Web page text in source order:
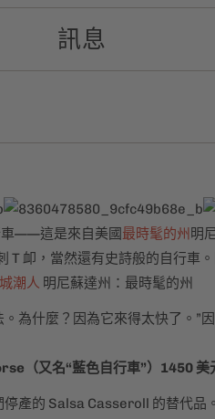
訊息
車——這是來自美國 最時髦的州 明
T 卹，當然還有史詩般的自行車
明尼蘇達州：最時髦的州
。為什麼？因為它來得太快了。”
（又名“藍色自行車”）1450 美
產的 Salsa Casseroll 的替代品